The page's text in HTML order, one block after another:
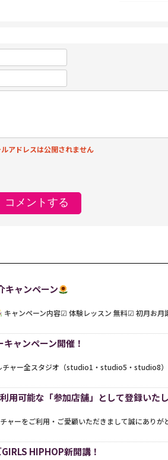
アドレスは公開されません
キャンペーン
キャンペーン内容☑︎ 体験レッスン 無料☑︎ 初月お
ャンペーン開催！
チャー全スタジオ（studio1・studio5・studio8）
用可能な「参加店舗」として登録いた
ャーをご利用・ご愛顧いただきまして誠にありが
HIPHOP新開講！